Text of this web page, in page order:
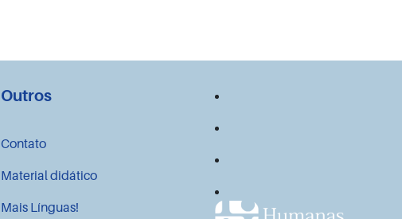
Outros
Contato
Material didático
Mais Línguas!